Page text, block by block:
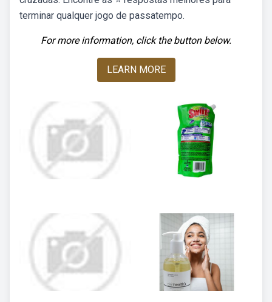
terminar qualquer jogo de passatempo.
For more information, click the button below.
LEARN MORE